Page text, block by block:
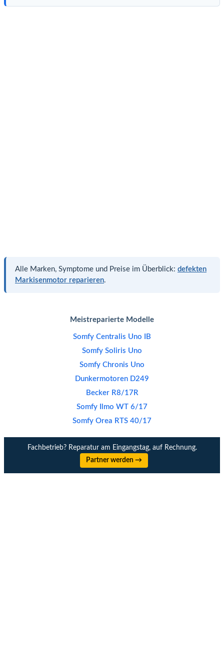
Alle Marken, Symptome und Preise im Überblick: defekten
Markisenmotor reparieren.
Meistreparierte Modelle
Somfy Centralis Uno IB
Somfy Soliris Uno
Somfy Chronis Uno
Dunkermotoren D249
Becker R8/17R
Somfy Ilmo WT 6/17
Somfy Orea RTS 40/17
Fachbetrieb? Reparatur am Eingangstag, auf Rechnung.
Partner werden →